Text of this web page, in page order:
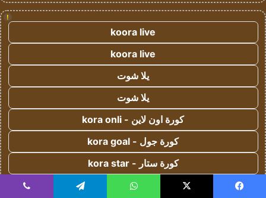
!
koora live
koora live
يلا شوت
يلا شوت
كورة اون لاين - kora onli
كورة جول - kora goal
كورة ستار - kora star
سوريا لايف